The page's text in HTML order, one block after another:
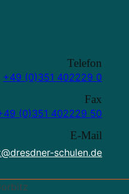
Telefon
+49 (0)351 402229 0
Fax
(0)351 402229 50
E-Mail
schulen.de